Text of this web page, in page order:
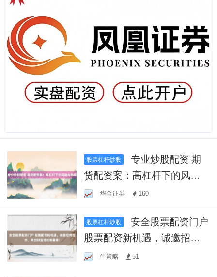
股票杠杆炒股
专业炒股配资 期
货配资案：高杠杆下的风险
与陷阱华金证券 160
股票杠杆炒股
安全股票配资门户
股票配资新机遇，诚邀招商
合作，共创财富增长新篇
章！
牛策略 51